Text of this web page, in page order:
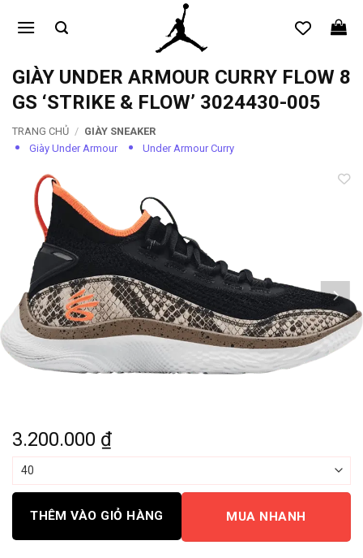
qua
dungGIÀY UNDER ARMOUR CURRY FLOW 8
GS ‘STRIKE & FLOW’ 3024430-005
TRANG CHỦ / GIÀY SNEAKER
Giày Under Armour
Under Armour Curry
3.200.000 ₫
THÊM VÀO GIỎ HÀNG MUA NHANH